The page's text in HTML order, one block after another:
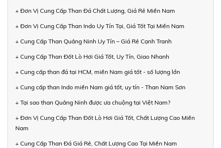
+ Đơn Vị Cung Cấp Than Đá Chất Lượng, Giá Rẻ Miền Nam
+ Đơn Vị Cung Cấp Than Indo Uy Tín Tại, Giá Tốt Tại Miền Nam
+ Cung Cấp Than Quảng Ninh Uy Tín – Giá Rẻ Cạnh Tranh
+ Cung Cấp Than Đốt Lò Hơi Giá Tốt, Uy Tín, Giao Nhanh
+ Cung cấp than đá tại HCM, miền Nam giá tốt - số lượng lớn
+ Cung cấp than Indo miền Nam giá tốt, uy tín - Than Nam Sơn
+ Tại sao than Quảng Ninh được ưa chuộng tại Việt Nam?
+ Đơn Vị Cung Cấp Than Đốt Lò Hơi Giá Tốt, Chất Lượng Cao Miền
Nam
+ Cung Cấp Than Đá Giá Rẻ, Chất Lượng Cao Tại Miền Nam